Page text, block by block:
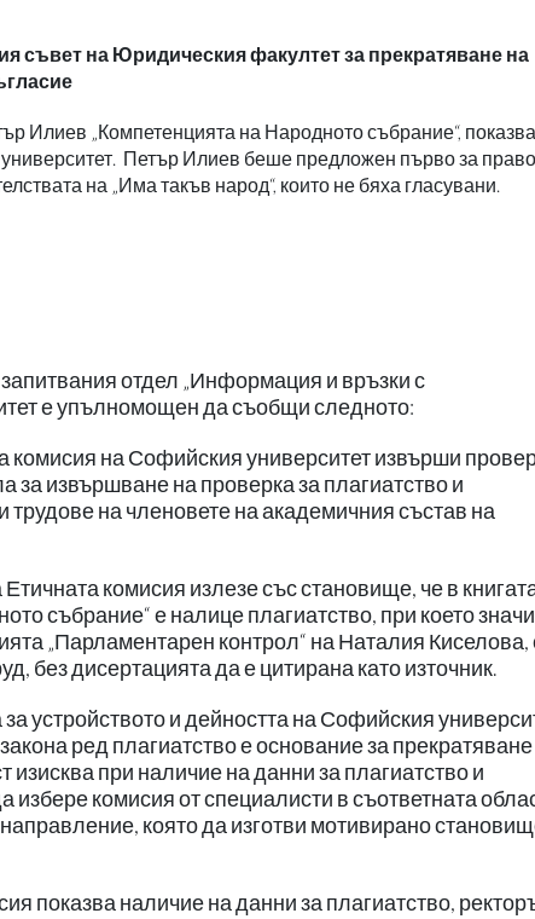
съвет на Юридическия факултет за прекратяване на
Илиев „Компетенцията на Народното събрание“, показва
Петър Илиев беше предложен първо за
на „Има такъв народ“, които не бяха гласувани.
отдел „Информация и връзки с
е упълномощен да съобщи следното:
комисия на Софийския университет извърши
извършване на проверка за плагиатство и
трудове на членовете на академичния състав на
комисия излезе със становище, че в
събрание“ е налице плагиатство, при което
„Парламентарен контрол“ на Наталия Киселова,
без дисертацията да е цитирана като източник.
устройството и дейността на Софийския
ред плагиатство е основание за
при наличие на данни за плагиатство и
избере комисия от специалисти в съответната
която да изготви мотивирано
показва наличие на данни за плагиатство,